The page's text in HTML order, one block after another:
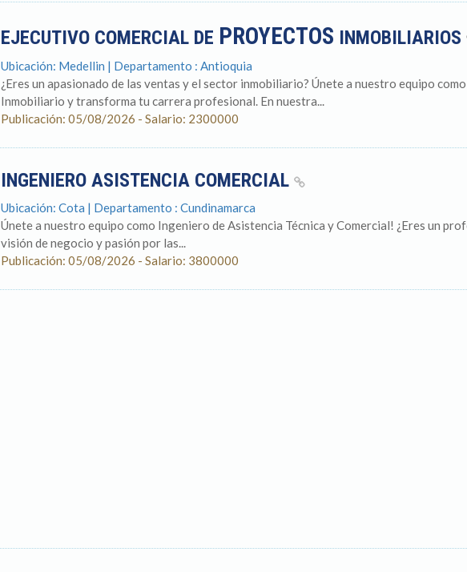
EJECUTIVO COMERCIAL DE PROYECTOS INMOBILIARIOS
Ubicación: Medellin | Departamento : Antioquia
¿Eres un apasionado de las ventas y el sector inmobiliario? Únete a nuestro equipo
Inmobiliario y transforma tu carrera profesional. En nuestra...
Publicación: 05/08/2026 - Salario: 2300000
INGENIERO ASISTENCIA COMERCIAL
Ubicación: Cota | Departamento : Cundinamarca
Únete a nuestro equipo como Ingeniero de Asistencia Técnica y Comercial! ¿Eres un
visión de negocio y pasión por las...
Publicación: 05/08/2026 - Salario: 3800000